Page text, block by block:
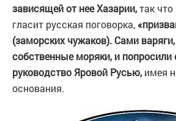
зависящей от нее Хазарии,так что
гласит русская поговорка,
(заморских чужаков). Сами
собственные моряки, и попросили
руководство Яровой Русью,имея
основания.